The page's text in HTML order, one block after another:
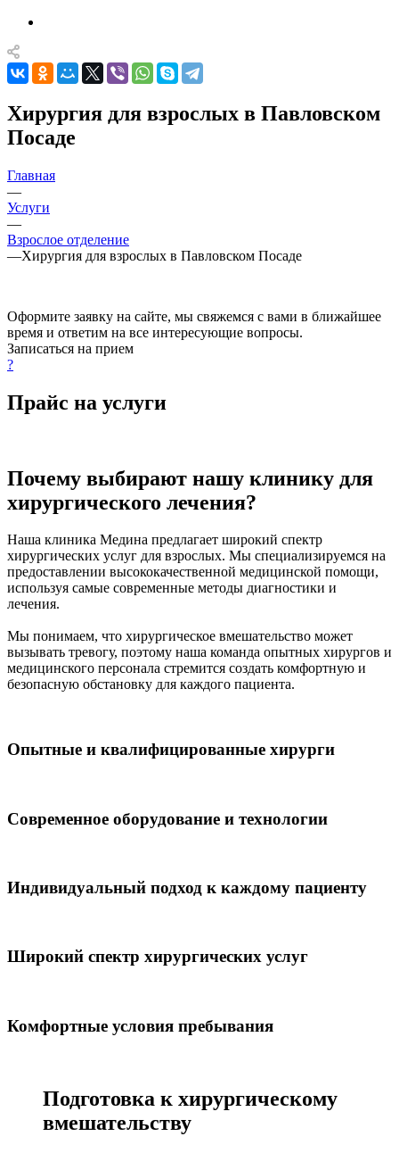
Хирургия для взрослых в Павловском
Посаде
Главная
—
Услуги
—
Взрослое отделение
—Хирургия для взрослых в Павловском Посаде
Оформите заявку на сайте, мы свяжемся с вами в ближайшее
время и ответим на все интересующие вопросы.
Записаться на прием
?
Прайс на услуги
Почему выбирают нашу клинику для
хирургического лечения?
Наша клиника Медина предлагает широкий спектр
хирургических услуг для взрослых. Мы специализируемся на
предоставлении высококачественной медицинской помощи,
используя самые современные методы диагностики и
лечения.
Мы понимаем, что хирургическое вмешательство может
вызывать тревогу, поэтому наша команда опытных хирургов и
медицинского персонала стремится создать комфортную и
безопасную обстановку для каждого пациента.
Опытные и квалифицированные хирурги
Современное оборудование и технологии
Индивидуальный подход к каждому пациенту
Широкий спектр хирургических услуг
Комфортные условия пребывания
Подготовка к хирургическому
вмешательству